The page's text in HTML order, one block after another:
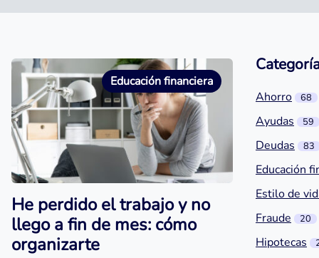
Educación financiera
He perdido el trabajo y no
llego a fin de mes: cómo
organizarte
Ahorro 68
Ayudas 59
Deudas 83
Educación
Estilo de
Fraude
20
Hipotecas